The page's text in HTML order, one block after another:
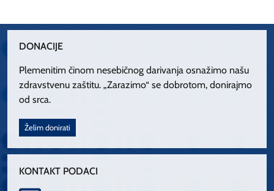
DONACIJE
Plemenitim činom nesebičnog darivanja osnažimo našu
zdravstvenu zaštitu. „Zarazimo“ se dobrotom, donirajmo
od srca.
Želim donirati
KONTAKT PODACI